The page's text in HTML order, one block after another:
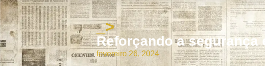
_>
Reforçando a
fevereiro 26, 2024